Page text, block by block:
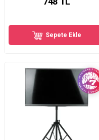
Sepete Ekle